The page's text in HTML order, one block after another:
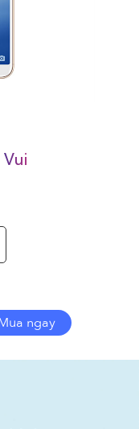
ngay